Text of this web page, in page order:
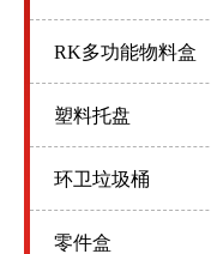
RK多功能物料盒
塑料托盘
环卫垃圾桶
零件盒